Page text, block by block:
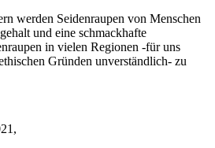
werden Seidenraupen von Menschen
und eine schmackhafte
in vielen Regionen -für uns
Gründen unverständlich- zu